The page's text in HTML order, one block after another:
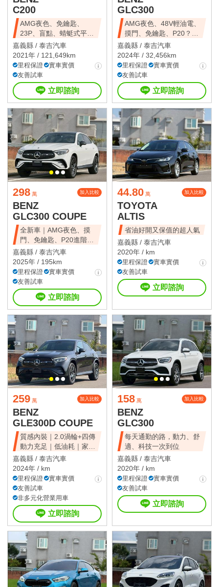
C200
AMG夜色、免鑰匙、
23P、盲點、蜻蜓式平把
方向盤、電尾門
嘉義縣 / 泰吉汽車
2021年 / 121,649km
里程保證
實車實價
友善試車
立即諮詢
GLC300
AMG夜色、48V輕油電、
摸門、免鑰匙、P20？、
360環景
嘉義縣 / 泰吉汽車
2024年 / 32,456km
里程保證
實車實價
友善試車
立即諮詢
298 萬 加入比較
BENZ
GLC300 COUPE
全新車｜AMG夜色、摸
門、免鑰匙、P20進階跟
車
嘉義縣 / 泰吉汽車
2025年 / 195km
里程保證
實車實價
友善試車
立即諮詢
44.80 萬 加入比較
TOYOTA
ALTIS
省油好開又保值的超人氣
嘉義縣 / 泰吉汽車
2020年 / km
里程保證
實車實價
友善試車
立即諮詢
259 萬 加入比較
BENZ
GLE300D COUPE
質感內裝｜2.0渦輪+四傳
動力充足｜低油耗｜家庭
使用與日常代
嘉義縣 / 泰吉汽車
2024年 / km
里程保證
實車實價
友善試車
非多元化營業用車
立即諮詢
158 萬 加入比較
BENZ
GLC300
每天通勤的路，動力、舒
適、科技一次到位
嘉義縣 / 泰吉汽車
2020年 / km
里程保證
實車實價
友善試車
立即諮詢